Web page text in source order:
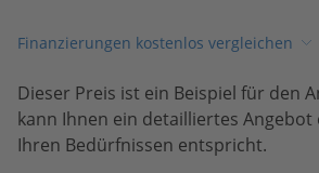
Finanzierungen kostenlos vergleichen
Dieser Preis ist ein Beispiel für den
kann Ihnen ein detailliertes Angebot
Ihren Bedürfnissen entspricht.